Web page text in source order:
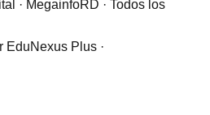
· MegainfoRD · Todos los
EduNexus Plus ·